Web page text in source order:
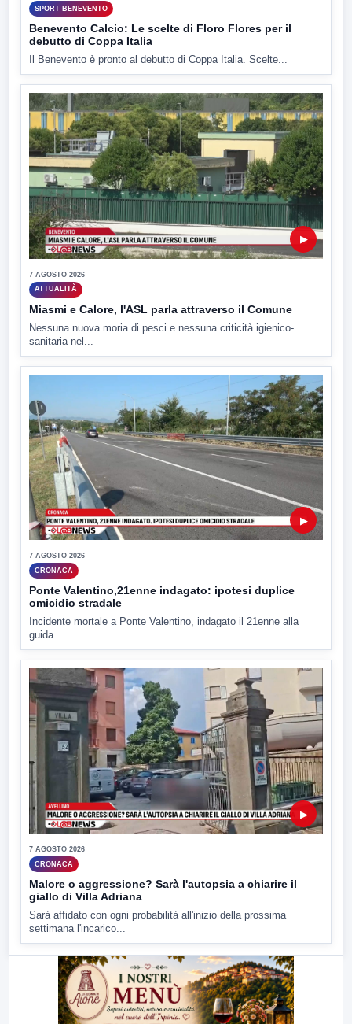
SPORT BENEVENTO
Benevento Calcio: Le scelte di Floro Flores per il
debutto di Coppa Italia
Il Benevento è pronto al debutto di Coppa Italia. Scelte...
▶
7 AGOSTO 2026
ATTUALITÀ
Miasmi e Calore, l'ASL parla attraverso il Comune
Nessuna nuova moria di pesci e nessuna criticità igienico-
sanitaria nel...
▶
7 AGOSTO 2026
CRONACA
Ponte Valentino,21enne indagato: ipotesi duplice
omicidio stradale
Incidente mortale a Ponte Valentino, indagato il 21enne alla
guida...
▶
7 AGOSTO 2026
CRONACA
Malore o aggressione? Sarà l'autopsia a chiarire il
giallo di Villa Adriana
Sarà affidato con ogni probabilità all'inizio della prossima
settimana l'incarico...